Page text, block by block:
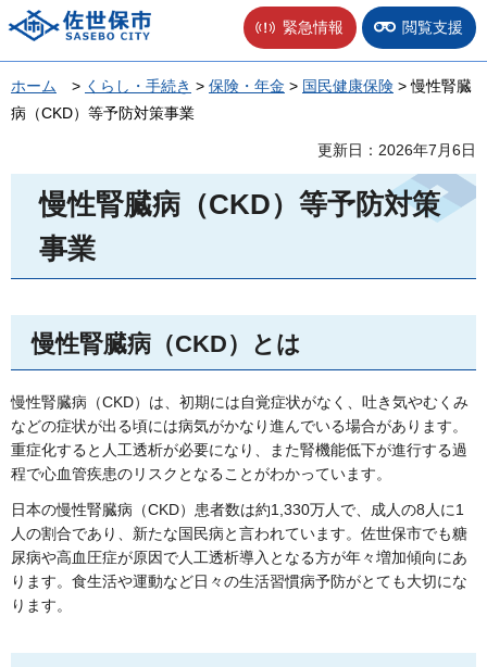
佐世保市 緊急情報 閲覧支援
ホーム > くらし・手続き > 保険・年金 > 国民健康保険 > 慢性腎臓
病（CKD）等予防対策事業
更新日：2026年7月6日
慢性腎臓病（CKD）等予防対策
事業
慢性腎臓病（CKD）とは
慢性腎臓病（CKD）は、初期には自覚症状がなく、吐き気やむくみ
などの症状が出る頃には病気がかなり進んでいる場合があります。
重症化すると人工透析が必要になり、また腎機能低下が進行する過
程で心血管疾患のリスクとなることがわかっています。
日本の慢性腎臓病（CKD）患者数は約1,330万人で、成人の8人に1
人の割合であり、新たな国民病と言われています。佐世保市でも糖
尿病や高血圧症が原因で人工透析導入となる方が年々増加傾向にあ
ります。食生活や運動など日々の生活習慣病予防がとても大切にな
ります。